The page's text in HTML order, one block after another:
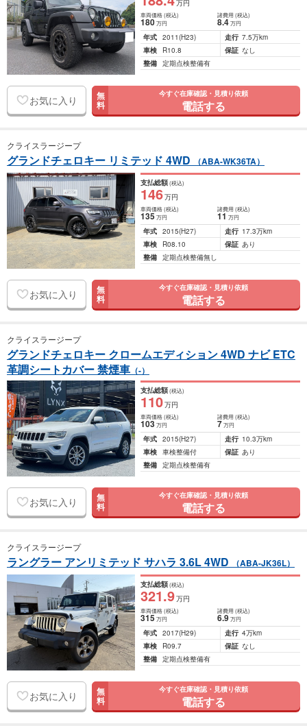
万円
車両価格(税込)
180万円
諸費用 (税込)
8.4 万円
年式 2011(H23) 走行 7.5万km
車検
R10.8 保証 なし
整備 定期点検整備有
お気に入り 無
料
今すぐ在庫確認・見積り依頼
電話する
クライスラージープ
グランドチェロキー リミテッド 4WD （ABA-WK36TA）
支払総額(税込)
146万円
車両価格(税込)
135万円
諸費用 (税込)
11 万円
年式 2015(H27) 走行 17.3万km
車検
R08.10 保証 あり
整備 定期点検整備無し
お気に入り 無
料
今すぐ在庫確認・見積り依頼
電話する
クライスラージープ
グランドチェロキー クロームエディション 4WD ナビ ETC
革調シートカバー 禁煙車 （-）
支払総額(税込)
110万円
車両価格(税込)
103万円
諸費用 (税込)
7 万円
年式 2015(H27) 走行 10.3万km
車検 車検整備付 保証 あり
整備 定期点検整備有
お気に入り 無
料
今すぐ在庫確認・見積り依頼
電話する
クライスラージープ
ラングラー アンリミテッド サハラ 3.6L 4WD （ABA-JK36L）
支払総額(税込)
321.9万円
車両価格(税込)
315万円
諸費用 (税込)
6.9 万円
年式 2017(H29) 走行 4万km
車検
R09.7 保証 なし
整備 定期点検整備有
お気に入り 無
料
今すぐ在庫確認・見積り依頼
電話する